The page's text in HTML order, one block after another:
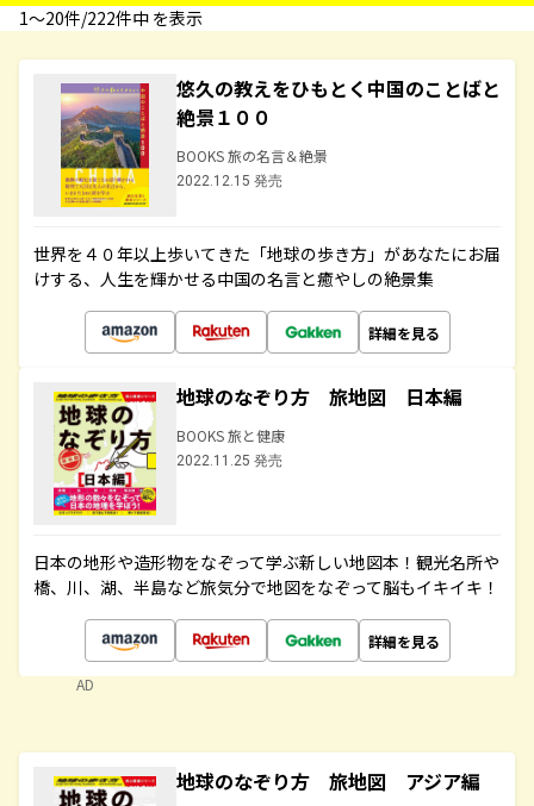
1〜20件/222件中 を表示
悠久の教えをひもとく中国のことばと
絶景１００
BOOKS 旅の名言＆絶景
2022.12.15 発売
世界を４０年以上歩いてきた「地球の歩き方」があなたにお届
けする、人生を輝かせる中国の名言と癒やしの絶景集
詳細を見る
地球のなぞり方 旅地図 日本編
BOOKS 旅と健康
2022.11.25 発売
日本の地形や造形物をなぞって学ぶ新しい地図本！観光名所や
橋、川、湖、半島など旅気分で地図をなぞって脳もイキイキ！
詳細を見る
AD
地球のなぞり方 旅地図 アジア編